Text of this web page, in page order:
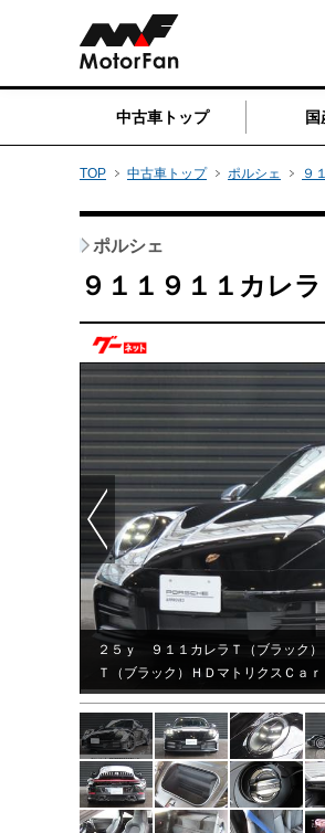
中古車トップ 国
TOP 中古車トップ ポルシェ ９
ポルシェ
９１１９１１カレ
２５ｙ ９１１カレラＴ（ブラック
Ｔ（ブラック）ＨＤマトリクスＣａ
Prev